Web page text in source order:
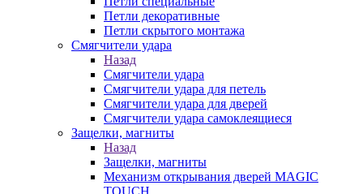
Петли декоративные
Петли скрытого монтажа
Смягчители удара
Назад
Смягчители удара
Смягчители удара для петель
Смягчители удара для дверей
Cмягчители удара самоклеящиеся
Защелки, магниты
Назад
Защелки, магниты
Механизм открывания дверей MAGIC
TOUCH